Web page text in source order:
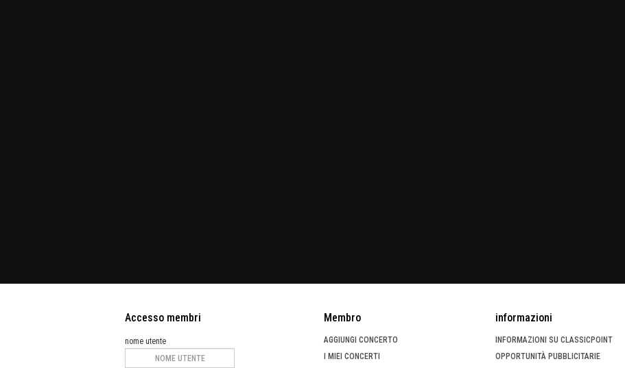
Accesso membri
nome utente
Membro
AGGIUNGI CONCERTO
I MIEI CONCERTI
informazioni
INFORMAZIONI SU CLASSICPOINT
OPPORTUNITÀ PUBBLICITARIE